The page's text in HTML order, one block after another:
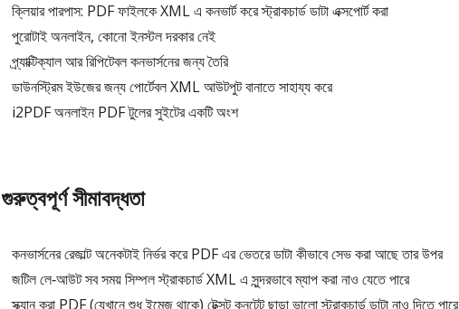
ক্লিয়ার পারপাস: PDF ফাইলকে XML এ কনভার্ট করে স্ট্রাকচার্ড ডাটা এক্সপোর্ট করা
পুরোটাই অনলাইন, কোনো ইনস্টল দরকার নেই
প্র্যাক্টিক্যাল আর রিপিটেবল কনভার্সনের জন্য তৈরি
ডাউনস্ট্রিম ইউজের জন্য পোর্টেবল XML আউটপুট বানাতে সাহায্য করে
i2PDF অনলাইন PDF টুলের সুইটের একটি অংশ
গুরুত্বপূর্ণ সীমাবদ্ধতা
কনভার্সনের রেজাল্ট অনেকটাই নির্ভর করে PDF এর ভেতরে ডাটা কীভাবে সেভ করা আছে তার উপর
জটিল লে‑আউট সব সময় সিম্পল স্ট্রাকচার্ড XML এ সুন্দরভাবে ম্যাপ করা নাও যেতে পারে
স্ক্যান করা PDF (যেখানে শুধু ইমেজ থাকে) টেক্সট কনটেন্ট ছাড়া ভালো স্ট্রাকচার্ড ডাটা নাও দিতে পারে